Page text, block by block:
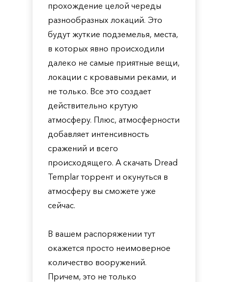
прохождение целой череды
разнообразных локаций. Это
будут жуткие подземелья, места,
в которых явно происходили
далеко не самые приятные вещи,
локации с кровавыми реками, и
не только. Все это создает
действительно крутую
атмосферу. Плюс, атмосферности
добавляет интенсивность
сражений и всего
происходящего. А скачать Dread
Templar торрент и окунуться в
атмосферу вы сможете уже
сейчас.
В вашем распоряжении тут
окажется просто неимоверное
количество вооружений.
Причем, это не только